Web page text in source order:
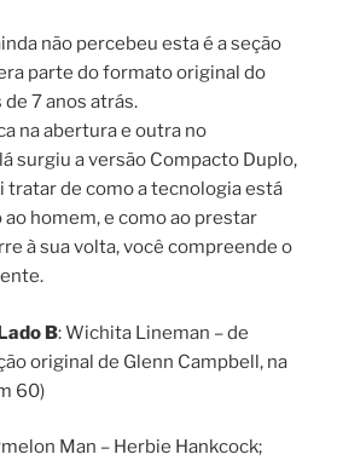
não percebeu esta é a seção
parte do formato original do
7 anos atrás.
na abertura e outra no
surgiu a versão Compacto Duplo,
tratar de como a tecnologia está
homem, e como ao prestar
à sua volta, você compreende o
B: Wichita Lineman – de
original de Glenn Campbell, na
60)
Man – Herbie Hankcock;